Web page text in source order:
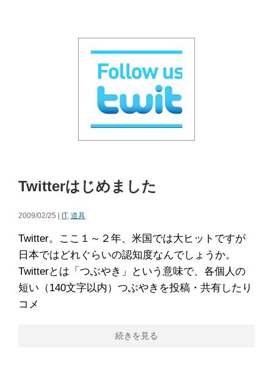
Twitterはじめました
2009/02/25 | IT, 道具
Twitter。ここ１～２年、米国では大ヒットですが
日本ではどれぐらいの認知度なんでしょうか。
Twitterとは「つぶやき」という意味で、各個人の
短い（140文字以内）つぶやきを投稿・共有したり
コメ
続きを見る